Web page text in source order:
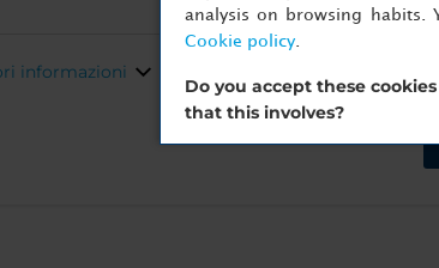
informazioni
analysis on browsing habits.
Cookie policy.
Do you accept these
that this involves?